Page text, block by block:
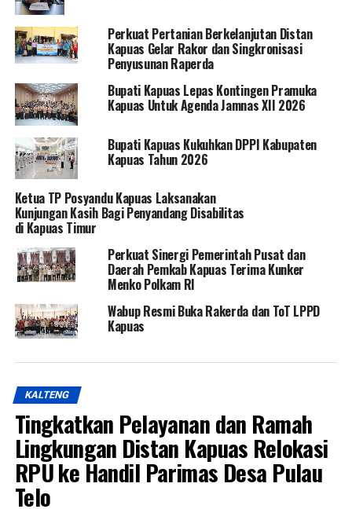
Perkuat Pertanian Berkelanjutan Distan
Kapuas Gelar Rakor dan Singkronisasi
Penyusunan Raperda
Bupati Kapuas Lepas Kontingen Pramuka
Kapuas Untuk Agenda Jamnas XII 2026
Bupati Kapuas Kukuhkan DPPI Kabupaten
Kapuas Tahun 2026
Ketua TP Posyandu Kapuas Laksanakan
Kunjungan Kasih Bagi Penyandang Disabilitas
di Kapuas Timur
Perkuat Sinergi Pemerintah Pusat dan
Daerah Pemkab Kapuas Terima Kunker
Menko Polkam RI
Wabup Resmi Buka Rakerda dan ToT LPPD
Kapuas
KALTENG
Tingkatkan Pelayanan dan Ramah
Lingkungan Distan Kapuas Relokasi
RPU ke Handil Parimas Desa Pulau
Telo